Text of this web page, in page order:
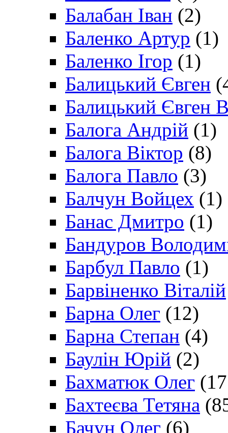
Балабан Іван (2)
Баленко Артур (1)
Баленко Ігор (1)
Балицький Євген
Балицький Євген
Балога Андрій (1)
Балога Віктор (8)
Балога Павло (3)
Балчун Войцех (1)
Банас Дмитро (1)
Бандуров
Барбул Павло (1)
Барвіненко Віталій
Барна Олег (12)
Барна Степан (4)
Баулін Юрій (2)
Бахматюк Олег
Бахтеєва Тетяна
Бачун Олег (6)